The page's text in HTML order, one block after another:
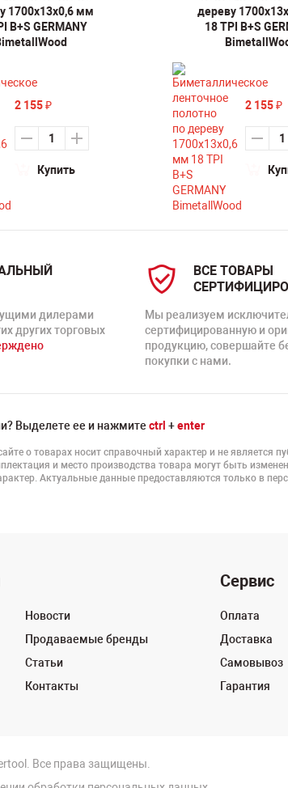
1700х13х0,6 мм
B+S GERMANY
2 155 ₽
Купить
дереву
18 TPI B+S
2 155 ₽
дилерами
других торговых
ВСЕ ТОВАРЫ
Мы реализуем
сертифицированную и
продукцию, совершайте
покупки с нами.
Выделете ее и нажмите ctrl +enter
о товарах носит справочный характер и не является
и место производства товара могут быть
Актуальные данные предоставляются только в
Новости
Продаваемые бренды
Статьи
Контакты
Сервис
Оплата
Доставка
Самовывоз
Гарантия
Все права защищены.